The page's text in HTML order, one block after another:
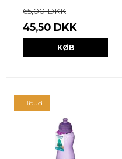
65,00 DKK
45,50 DKK
KØB
Tilbud